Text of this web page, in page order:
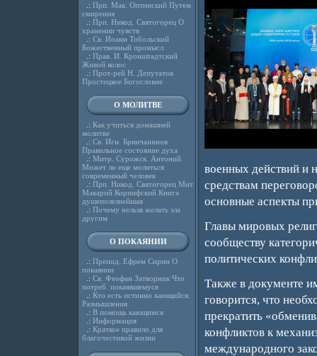
.: Прп. Мак. Оптинский Путем
смирения
.: Прп. Никод. Святогорец О
хранении чувств
.: Св. Иоанн Тобольский
Божественный промысл
.: Прав. И. Кронштадтский
Живой колос
.: Прот-рей Н. Депутатов
Простецкое Богословие
О МОЛИТВЕ
.: Как учиться домашней
молитве
.: Св. Игн. Брянчанинов
Правильное состояние духа
.: Митр. Сурожск. Антоний
Может ли еще молиться
современный человек
.: Прп. Никод. Святогорец Мит.
Макарий Коринфский Книга
душеполезнейшая
.: Почему нельзя желать зла
другим
О ПОКАЯНИИ
.: Препод. Ефрем Сирин О
покаянии
.: Св. Феофан Затворник Что
потреб. покаявшемуся
.: Кто есть истинно кающийся.
Размышления
.: В помощь кающимся
.: Информация
.: Краткое правило для
благочестивой жизни
военных действий и
средствам
основные аспекты
Главы мировых
сообществу
политических
Также в документе
говорится, что
прекратить
конфликтов к
международного